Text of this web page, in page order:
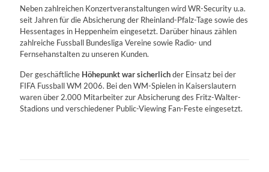
Neben zahlreichen Konzertveranstaltungen wird WR-Security u.a.
seit Jahren für die Absicherung der Rheinland-Pfalz-Tage sowie des
Hessentages in Heppenheim eingesetzt. Darüber hinaus zählen
zahlreiche Fussball Bundesliga Vereine sowie Radio- und
Fernsehanstalten zu unseren Kunden.
Der geschäftliche Höhepunkt war sicherlichder Einsatz bei der
FIFA Fussball WM 2006. Bei den WM-Spielen in Kaiserslautern
waren über 2.000 Mitarbeiter zur Absicherung des Fritz-Walter-
Stadions und verschiedener Public-Viewing Fan-Feste eingesetzt.